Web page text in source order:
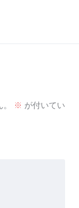
※ が付いてい